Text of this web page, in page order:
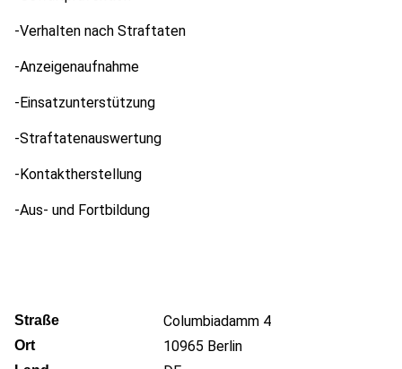
-Verhalten nach Straftaten
-Anzeigenaufnahme
-Einsatzunterstützung
-Straftatenauswertung
-Kontaktherstellung
-Aus- und Fortbildung
Straße Columbiadamm 4
Ort 10965 Berlin